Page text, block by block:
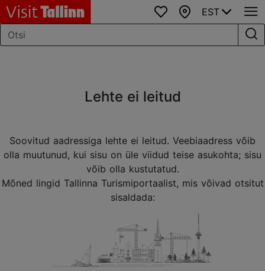
Lemmikud
Kaart
EST
Lehte ei leitud
Soovitud aadressiga lehte ei leitud. Veebiaadress võib
olla muutunud, kui sisu on üle viidud teise asukohta; sisu
võib olla kustutatud.
Mõned lingid Tallinna Turismiportaalist, mis võivad otsitut
sisaldada: